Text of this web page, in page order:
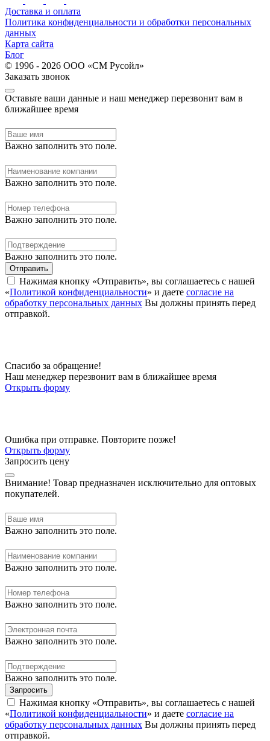
Доставка и оплата
Политика конфиденциальности и обработки персональных
данных
Карта сайта
Блог
© 1996 - 2026 ООО «СМ Русойл»
Заказать звонок
Оставьте ваши данные и наш менеджер перезвонит вам в
ближайшее время
Важно заполнить это поле.
Важно заполнить это поле.
Важно заполнить это поле.
Важно заполнить это поле.
Отправить
Нажимая кнопку «Отправить», вы соглашаетесь с нашей
«Политикой конфиденциальности» и даете согласие на
обработку персональных данных Вы должны принять перед
отправкой.
Спасибо за обращение!
Наш менеджер перезвонит вам в ближайшее время
Открыть форму
Ошибка при отправке. Повторите позже!
Открыть форму
Запросить цену
Внимание! Товар предназначен исключительно для оптовых
покупателей.
Важно заполнить это поле.
Важно заполнить это поле.
Важно заполнить это поле.
Важно заполнить это поле.
Важно заполнить это поле.
Запросить
Нажимая кнопку «Отправить», вы соглашаетесь с нашей
«Политикой конфиденциальности» и даете согласие на
обработку персональных данных Вы должны принять перед
отправкой.